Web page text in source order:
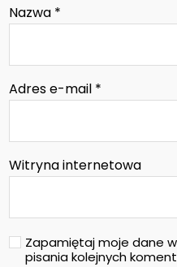
Nazwa *
Adres e-mail *
Witryna internetowa
Zapamiętaj moje dane
pisania kolejnych